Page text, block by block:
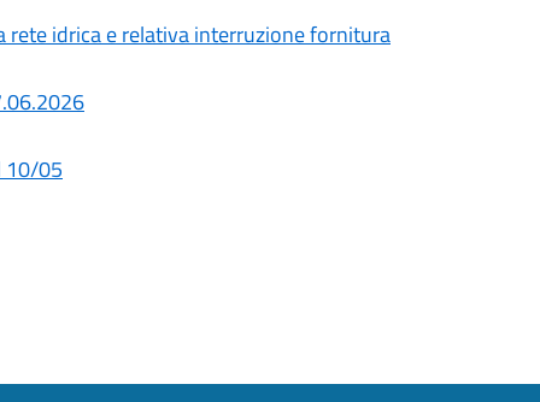
idrica e relativa interruzione fornitura
10/05